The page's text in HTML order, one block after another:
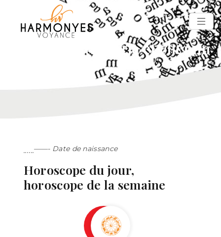
Voyance, astrologie et chemin
——- Date de naissance
Horoscope du jour,
horoscope de la semaine